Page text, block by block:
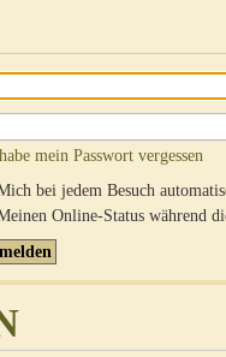
mein Passwort vergessen
bei jedem Besuch
Online-Status während